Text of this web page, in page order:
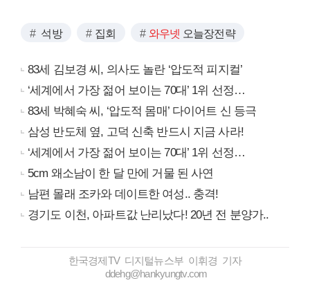
석방 집회 와우넷 오늘장전략
83세 김보경 씨, 의사도 놀란 ‘압도적 피지컬’
‘세계에서 가장 젊어 보이는 70대’ 1위 선정…
83세 박혜숙 씨, ‘압도적 몸매’ 다이어트 신 등극
삼성 반도체 옆, 고덕 신축 반드시 지금 사라!
‘세계에서 가장 젊어 보이는 70대’ 1위 선정…
5cm 왜소남이 한 달 만에 거물 된 사연
남편 몰래 조카와 데이트한 여성.. 충격!
경기도 이천, 아파트값 난리났다! 20년 전 분양가..
한국경제TV 디지털뉴스부 이휘경 기자
ddehg@hankyungtv.com